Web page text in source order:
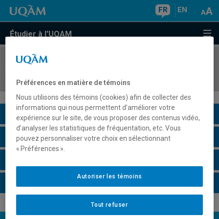
FR EN
Étudier à l'UQAM
COURS//
Description du cours
Horaire - Été 2026
Préférences en matière de témoins
Nous utilisons des témoins (cookies) afin de collecter des
informations qui nous permettent d’améliorer votre
expérience sur le site, de vous proposer des contenus vidéo,
d’analyser les statistiques de fréquentation, etc. Vous
pouvez personnaliser votre choix en sélectionnant
« Préférences ».
Tout refuser
Autoriser les témoins